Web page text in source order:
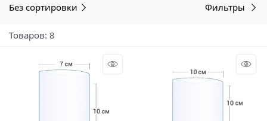
Без сортировки Фильтры
Товаров: 8